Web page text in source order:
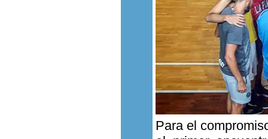
Para el